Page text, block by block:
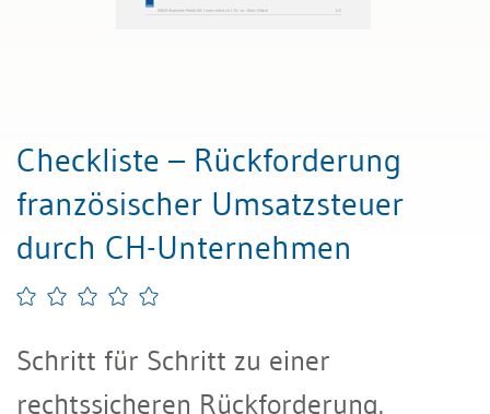
Checkliste – Rückforderung
französischer Umsatzsteuer
durch CH-Unternehmen
Schritt für Schritt zu einer
rechtssicheren Rückforderung.